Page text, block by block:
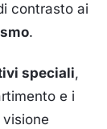
contrasto ai
.
speciali,
e i